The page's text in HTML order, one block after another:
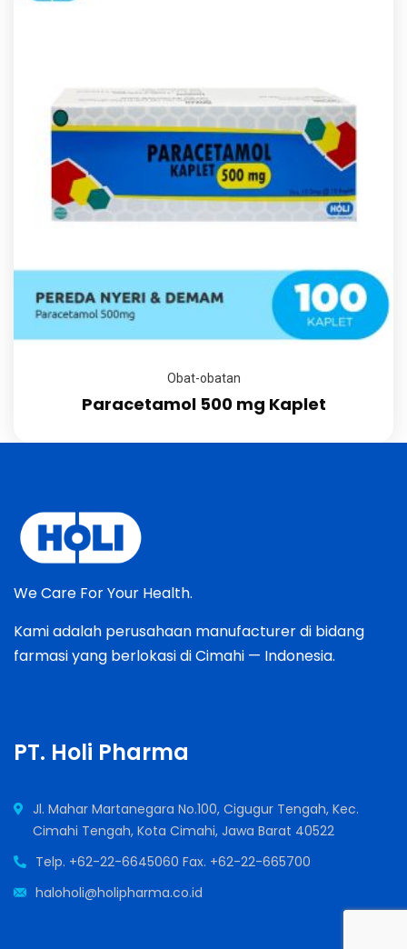
Obat-obatan
Paracetamol 500 mg Kaplet
We Care For Your Health.
Kami adalah perusahaan manufacturer di bidang
farmasi yang berlokasi di Cimahi — Indonesia.
PT. Holi Pharma
Jl. Mahar Martanegara No.100, Cigugur Tengah, Kec.
Cimahi Tengah, Kota Cimahi, Jawa Barat 40522
Telp. +62-22-6645060 Fax. +62-22-665700
haloholi@holipharma.co.id